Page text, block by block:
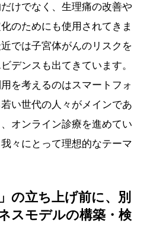
けでなく、生理痛の改善や
のためにも使用されてきま
では子宮体がんのリスクを
デンスも出てきています。
を考えるのはスマートフォ
い世代の人々がメインであ
オンライン診療を進めてい
々にとって理想的なテーマ
の立ち上げ前に、別
スモデルの構築・検